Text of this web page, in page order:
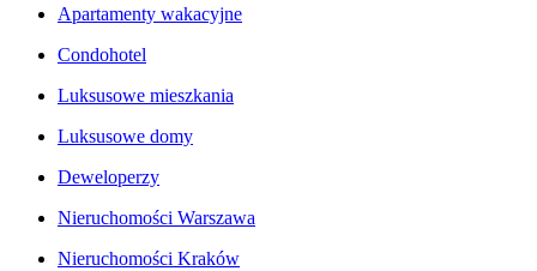
Apartamenty wakacyjne
Condohotel
Luksusowe mieszkania
Luksusowe domy
Deweloperzy
Nieruchomości Warszawa
Nieruchomości Kraków